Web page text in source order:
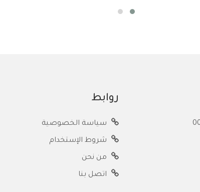
روابط
سياسة الخصوصية
شروط الإستخدام
من نحن
اتصل بنا